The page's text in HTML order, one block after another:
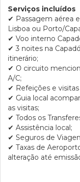
Serviços incluídos
✔ Passagem aérea
Lisboa ou Porto/
✔ Voo interno
✔ 3 noites na
itinerário;
✔ O circuito
A/C;
✔ Refeições e
✔ Guia local
as visitas;
✔ Todos os
✔ Assistência local;
✔ Seguros de
✔ Taxas de
alteração até